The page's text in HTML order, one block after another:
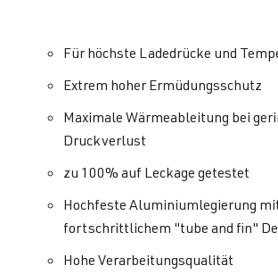
Für höchste Ladedrücke und
Extrem hoher Ermüdungsschutz
Maximale Wärmeableitung bei
Druckverlust
zu 100% auf Leckage getestet
Hochfeste Aluminiumlegierung
fortschrittlichem "tube and fin"
Hohe Verarbeitungsqualität